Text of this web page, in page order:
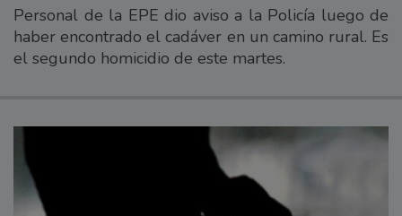
Personal de la EPE dio aviso a la Policía luego de
haber encontrado el cadáver en un camino rural. Es
el segundo homicidio de este martes.